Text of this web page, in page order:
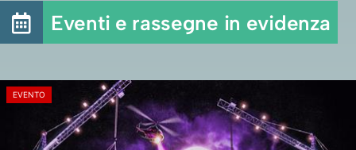
Eventi e rassegne in evidenza
EVENTO